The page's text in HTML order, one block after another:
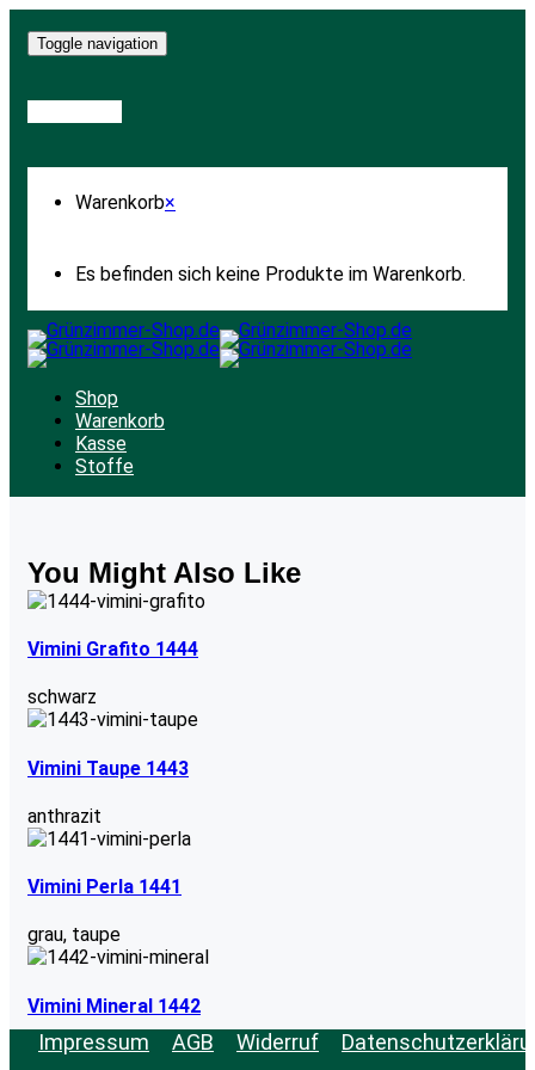
Toggle navigation
Warenkorb×
Es befinden sich keine Produkte im Warenkorb.
Shop
Warenkorb
Kasse
Stoffe
You Might Also Like
Vimini Grafito 1444
schwarz
Vimini Taupe 1443
anthrazit
Vimini Perla 1441
grau, taupe
Vimini Mineral 1442
grau
Impressum AGB Widerruf